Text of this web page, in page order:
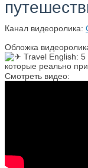
Канал видеоролика:
Обложка
Смотреть видео: